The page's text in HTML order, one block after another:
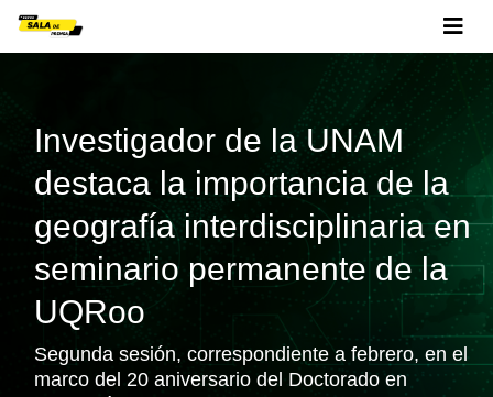
Investigador de la UNAM
destaca la importancia de la
geografía interdisciplinaria en
seminario permanente de la
UQRoo
Segunda sesión, correspondiente a febrero, en el
marco del 20 aniversario del Doctorado en